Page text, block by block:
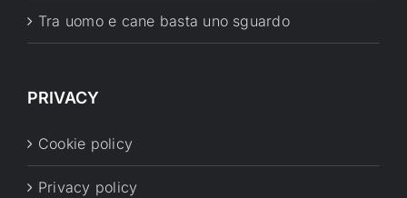
Tra uomo e cane basta uno sguardo
PRIVACY
Cookie policy
Privacy policy